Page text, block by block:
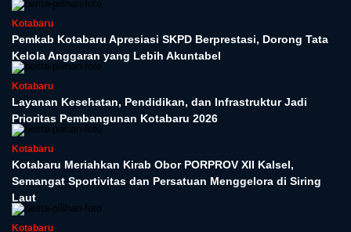
Kotabaru
Pemkab Kotabaru Apresiasi SKPD Berprestasi, Dorong Tata
Kelola Anggaran yang Lebih Akuntabel
Kotabaru
Layanan Kesehatan, Pendidikan, dan Infrastruktur Jadi
Prioritas Pembangunan Kotabaru 2026
Kotabaru
Kotabaru Meriahkan Kirab Obor PORPROV XII Kalsel,
Semangat Sportivitas dan Persatuan Menggelora di Siring
Laut
Kotabaru